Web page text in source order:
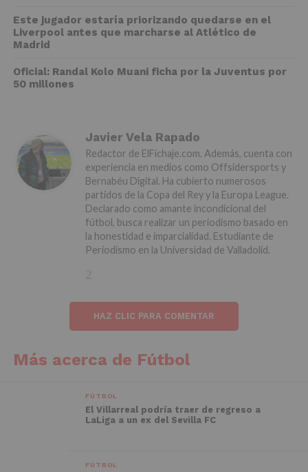
Este jugador estaría priorizando quedarse en el
Liverpool antes que marcharse al Atlético de
Madrid
Oficial: Randal Kolo Muani ficha por la Juventus por
50 millones
Javier Vela Rapado
Redactor de ElFichaje.com. Además, cuenta con
experiencia en medios como Offsidersports y
Bernabéu Digital. Ha cubierto numerosos
partidos de la Copa del Rey y la Europa League.
Declarado como amante incondicional del
fútbol, busca realizar un periodismo basado en
la honestidad e imparcialidad. Estudiante de
Periodismo en la Universidad de Valladolid.
HAZ CLIC PARA COMENTAR
Más acerca de Fútbol
FÚTBOL
El Villarreal podría traer de regreso a
LaLiga a un ex del Sevilla FC
FÚTBOL